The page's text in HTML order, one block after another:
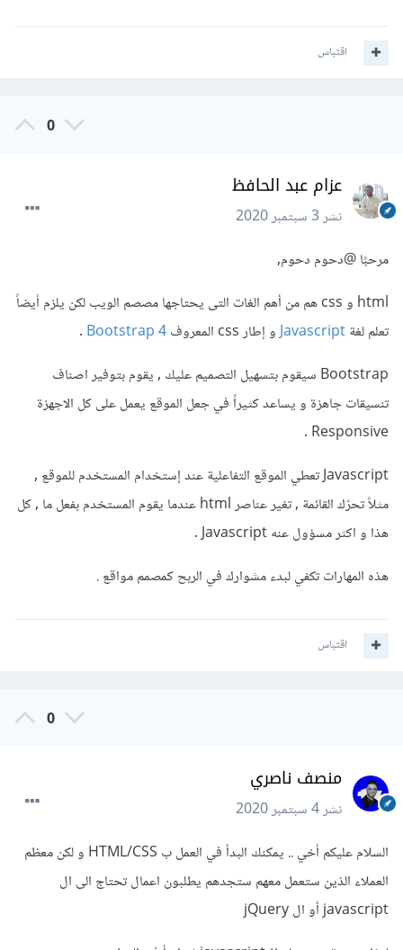
اقتباس
0
عزام عبد الحافظ
نشر3 سبتمبر 2020
مرحبًا@دحوم دحوم,
html و css هم من أهم الغات التى يحتاجها مصصم الويب لكن يلزم أيضاً
تعلم لغةJavascriptو إطار css المعروف Bootstrap 4
.
Bootstrap سيقوم بتسهيل التصميم عليك , يقوم بتوفير اصناف
تنسيقات جاهزة و يساعد كثيراً في جعل الموقع يعمل على كل الاجهزة
Responsive .
Javascript تعطي الموقع التفاعلية عند إستخدام المستخدم للموقع ,
مثلاً تحرّك القائمة , تغير عناصر html عندما يقوم المستخدم بفعل ما , كل
هذا و اكثر مسؤول عنه Javascript .
هذه المهارات تكفي لبدء مشوارك في الربح كمصمم مواقع .
اقتباس
0
منصف ناصري
نشر4 سبتمبر 2020
السلام عليكم أخي .. يمكنك البدأ في العمل ب HTML/CSS و لكن معظم
العملاء الذين ستعمل معهم ستجدهم يطلبون اعمال تحتاج الى ال
javascript أو ال jQuery